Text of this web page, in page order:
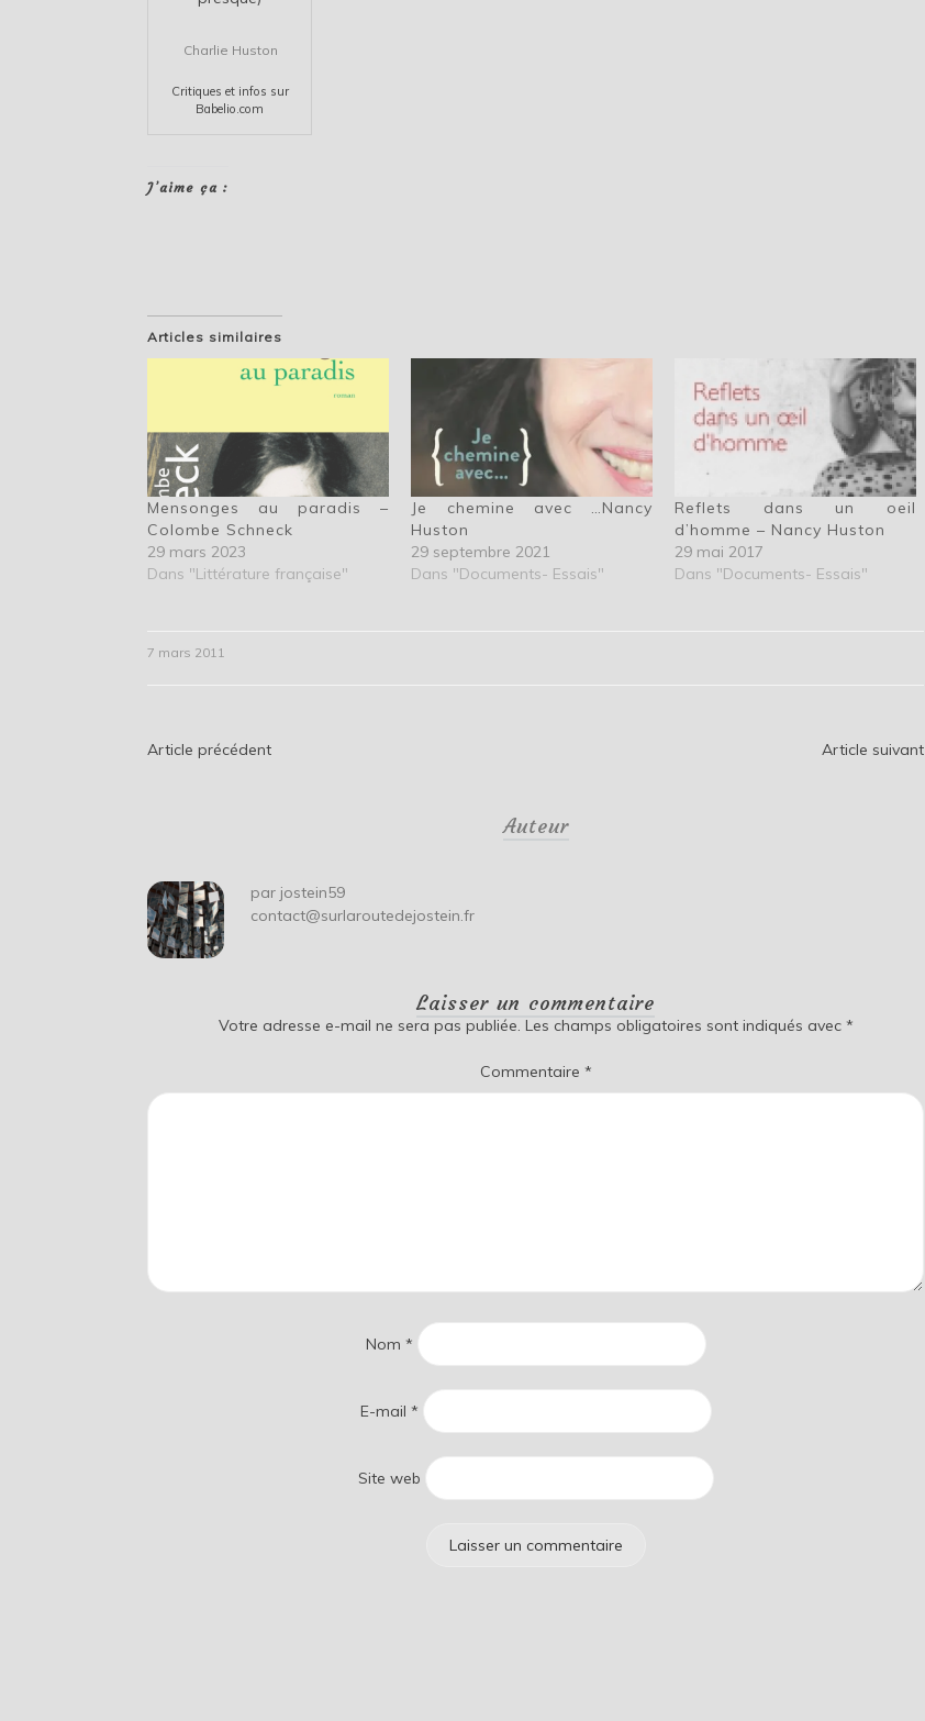
Charlie Huston
Critiques et infos sur
Babelio.com
J’aime ça :
Articles similaires
Mensonges au paradis –
Colombe Schneck
29 mars 2023
Dans "Littérature française"
Je chemine avec …Nancy
Huston
29 septembre 2021
Dans "Documents- Essais"
Reflets dans un oeil
d’homme – Nancy Huston
29 mai 2017
Dans "Documents- Essais"
7 mars 2011
Navigation
Article précédent Article suivant
Auteur
par jostein59
contact@surlaroutedejostein.fr
Laisser un commentaire
Votre adresse e-mail ne sera pas publiée. Les champs obligatoires sont indiqués avec *
Commentaire *
Nom *
E-mail *
Site web